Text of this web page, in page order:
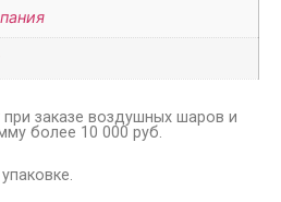
заказе воздушных шаров и
более 10 000 руб.